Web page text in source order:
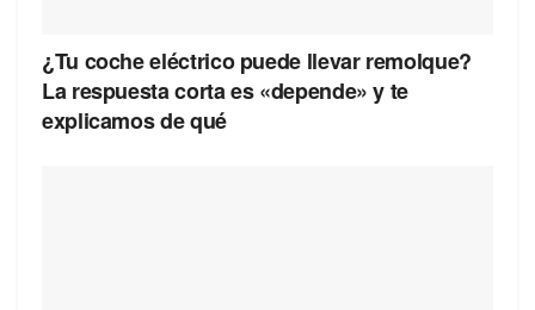
¿Tu coche eléctrico puede llevar remolque?
La respuesta corta es «depende» y te
explicamos de qué